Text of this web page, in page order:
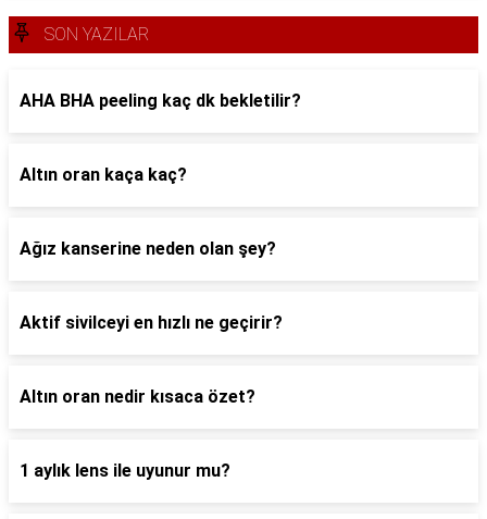
SON YAZILAR
AHA BHA peeling kaç dk bekletilir?
Altın oran kaça kaç?
Ağız kanserine neden olan şey?
Aktif sivilceyi en hızlı ne geçirir?
Altın oran nedir kısaca özet?
1 aylık lens ile uyunur mu?